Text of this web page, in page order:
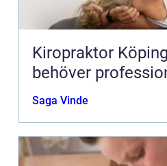
Kiropraktor
behöver
Saga Vinde